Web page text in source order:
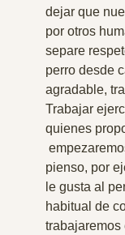
dejar que
por otros
separe
perro desde
agradable,
Trabajar
quienes
pienso, por
le gusta al
habitual de
trabajaremos